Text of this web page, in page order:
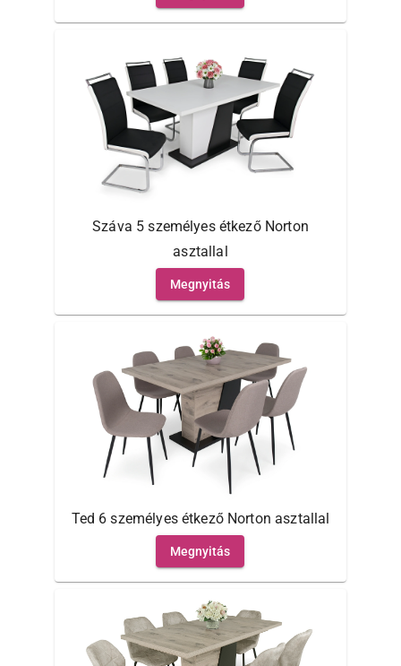
Száva 5 személyes étkező Norton
asztallal
Megnyitás
Ted 6 személyes étkező Norton asztallal
Megnyitás